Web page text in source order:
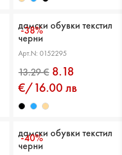
13.80 €
-38%
дамски обувки текстил
черни
Арт.N: 0152295
8.18
€/16.00 лв
-40%
дамски обувки текстил
черни